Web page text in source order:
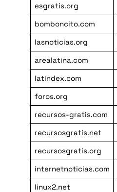
esgratis.org
bomboncito.com
lasnoticias.org
arealatina.com
latindex.com
foros.org
recursos-gratis.com
recursosgratis.net
recursosgratis.org
internetnoticias.com
linux2.net